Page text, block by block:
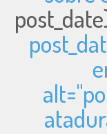
alt="